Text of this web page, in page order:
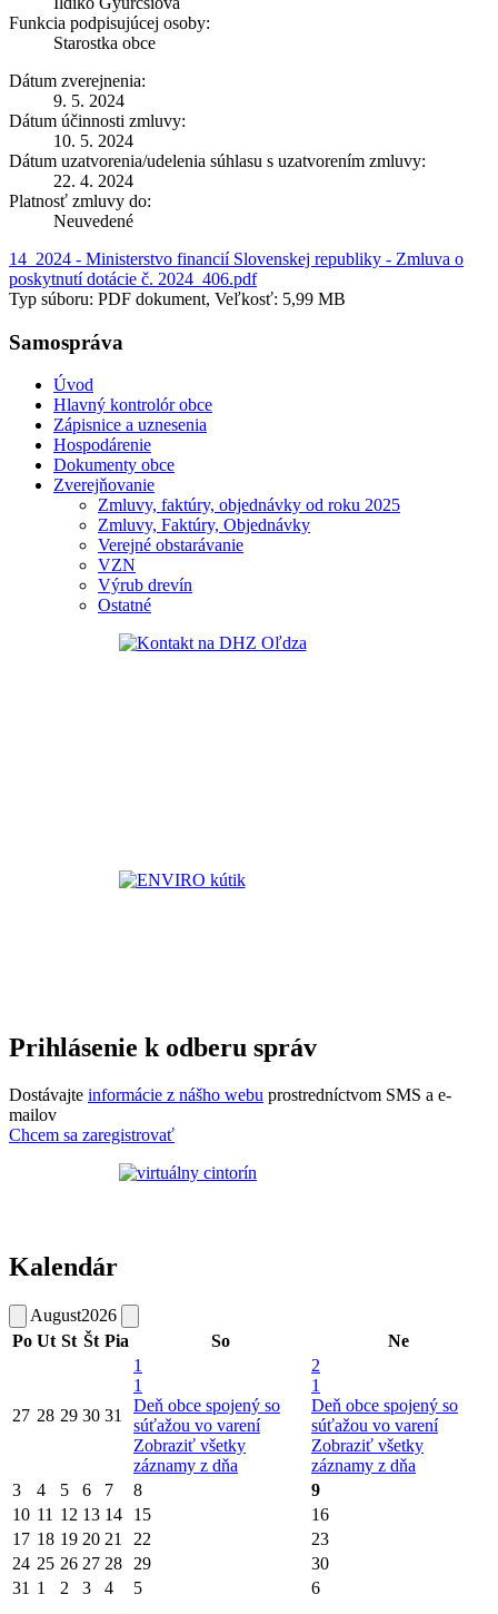
Funkcia podpisujúcej osoby:
Starostka obce
Dátum zverejnenia:
9. 5. 2024
Dátum účinnosti zmluvy:
10. 5. 2024
Dátum uzatvorenia/udelenia súhlasu s uzatvorením zmluvy:
22. 4. 2024
Platnosť zmluvy do:
Neuvedené
14_2024 - Ministerstvo financií Slovenskej republiky - Zmluva o
poskytnutí dotácie č. 2024_406.pdf
Typ súboru: PDF dokument, Veľkosť: 5,99 MB
Samospráva
Úvod
Hlavný kontrolór obce
Zápisnice a uznesenia
Hospodárenie
Dokumenty obce
Zverejňovanie
Zmluvy, faktúry, objednávky od roku 2025
Zmluvy, Faktúry, Objednávky
Verejné obstarávanie
VZN
Výrub drevín
Ostatné
Prihlásenie k odberu správ
Dostávajte informácie z nášho webu prostredníctvom SMS a e-
mailov
Chcem sa zaregistrovať
Kalendár
August2026
Po Ut St Št Pia So Ne
27 28 29 30 31
1
1
Deň obce spojený so
súťažou vo varení
Zobraziť všetky
záznamy z dňa
2
1
Deň obce spojený so
súťažou vo varení
Zobraziť všetky
záznamy z dňa
3
4 5 6 7 8
9
10 11 12 13 14 15
16
17 18 19 20 21 22
23
24 25 26 27 28 29
30
31 1 2 3 4 5 6